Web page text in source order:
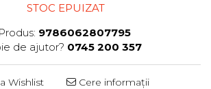
STOC EPUIZAT
9786062807795
de ajutor? 0745 200 357
Wishlist Cere informații